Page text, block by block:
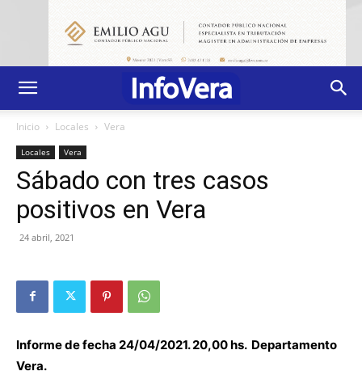
Inicio Locales Vera
Locales Vera
Sábado con tres casos
positivos en Vera
24 abril, 2021
Informe de fecha 24/04/2021. 20,00 hs. Departamento
Vera.